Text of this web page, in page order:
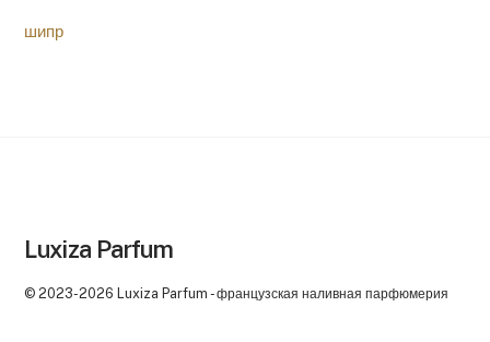
шипр
Luxiza Parfum
© 2023-2026 Luxiza Parfum - французская наливная парфюмерия